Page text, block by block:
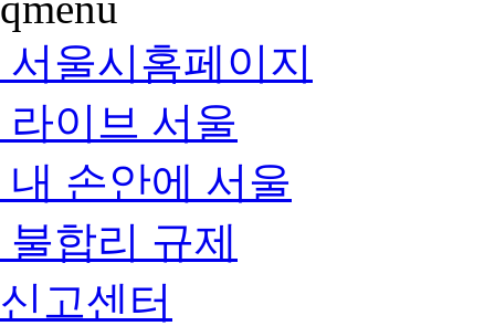
서울시홈페이지
라이브 서울
내 손안에 서울
불합리 규제
신고센터